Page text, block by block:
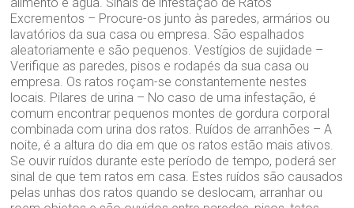
Excrementos – Procure-os junto às paredes, armários ou
lavatórios da sua casa ou empresa. São espalhados
aleatoriamente e são pequenos. Vestígios de sujidade –
Verifique as paredes, pisos e rodapés da sua casa ou
empresa. Os ratos roçam-se constantemente nestes
locais. Pilares de urina – No caso de uma infestação, é
comum encontrar pequenos montes de gordura corporal
combinada com urina dos ratos. Ruídos de arranhões – A
noite, é a altura do dia em que os ratos estão mais ativos.
Se ouvir ruídos durante este período de tempo, poderá ser
sinal de que tem ratos em casa. Estes ruídos são causados
pelas unhas dos ratos quando se deslocam, arranhar ou